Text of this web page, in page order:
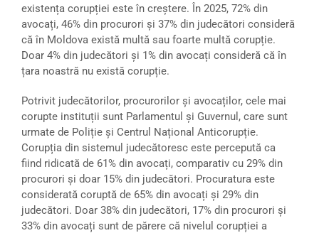
existența corupției este în creștere. În 2025, 72% din
avocați, 46% din procurori și 37% din judecători consideră
că în Moldova există multă sau foarte multă corupție.
Doar 4% din judecători și 1% din avocați consideră că în
țara noastră nu există corupție.
Potrivit judecătorilor, procurorilor și avocaților, cele mai
corupte instituții sunt Parlamentul și Guvernul, care sunt
urmate de Poliție și Centrul Național Anticorupție.
Corupția din sistemul judecătoresc este percepută ca
fiind ridicată de 61% din avocați, comparativ cu 29% din
procurori și doar 15% din judecători. Procuratura este
considerată coruptă de 65% din avocați și 29% din
judecători. Doar 38% din judecători, 17% din procurori și
33% din avocați sunt de părere că nivelul corupției a